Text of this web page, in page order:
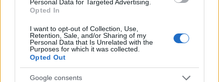
Personal Data for Targeted Advertising.
Opted In
I want to opt-out of Collection, Use,
Retention, Sale, and/or Sharing of my
Personal Data that Is Unrelated with the
Purposes for which it was collected.
Opted Out
Google consents